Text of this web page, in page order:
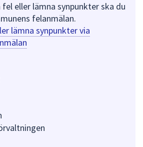
eller lämna synpunkter ska du
felanmälan.
lämna synpunkter via